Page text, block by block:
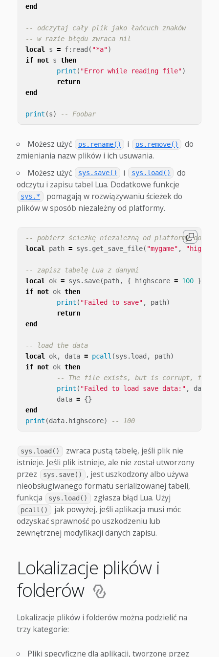
end
-- odczytaj cały plik jako łańcuch znaków
-- w razie błędu zwraca nil
local
s = f: read ( "*a")
if not s then
print ( "Error while reading file")
return
end
print (s) -- Foobar
Możesz użyć os.rename() i os.remove()
do
zmieniania nazw plików i ich usuwania.
Możesz użyć
sys.save() i sys.load()
do
odczytu i zapisu tabel Lua. Dodatkowe funkcje
sys.*
pomagają w rozwiązywaniu ścieżek do
plików w sposób niezależny od platformy.
-- pobierz ścieżkę niezależną od platformy do
local
path = sys . get_save_file( "mygame" ,
-- zapisz tabelę Lua z danymi
local
ok = sys . save(path, { highscore = 100 })
if not ok then
print ( "Failed to save" , path)
return
end
-- load the data
local
ok, data = pcall (sys . load , path)
if not ok then
-- The file exists, but is corrupt,
print ( "Failed to load save data:" , data
data = {}
end
print (data. highscore) -- 100
sys.load()
zwraca pustą tabelę, jeśli plik nie
istnieje. Jeśli plik istnieje, ale nie został utworzony
przez
sys.save()
, jest uszkodzony albo używa
nieobsługiwanego formatu serializowanej tabeli,
funkcja
sys.load() zgłasza błąd Lua. Użyj
pcall()
jak powyżej, jeśli aplikacja musi móc
odzyskać sprawność po uszkodzeniu lub
zewnętrznej modyfikacji danych zapisu.
Lokalizacje plików i
folderów
Lokalizacje plików i folderów można podzielić na
trzy kategorie:
Pliki specyficzne dla aplikacji, tworzone przez